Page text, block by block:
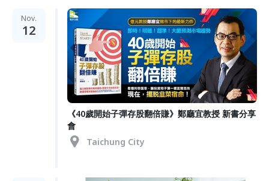
Nov.
12
《40歲開始子彈存股翻倍賺》鄭廳宜教授 新書分享
會
Taichung City